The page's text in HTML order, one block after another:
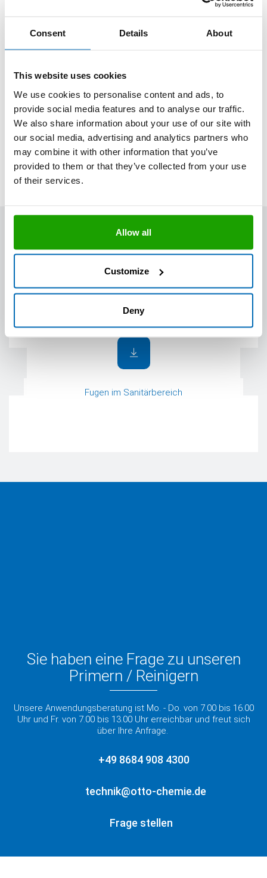
Consent Details About
This website uses cookies
We use cookies to personalise content and ads, to
provide social media features and to analyse our traffic.
We also share information about your use of our site with
our social media, advertising and analytics partners who
may combine it with other information that you’ve
provided to them or that they’ve collected from your use
of their services.
Allow all
Customize
Deny
Menge berechnen
Weitere Informationen
Fugen im Sanitärbereich
Sie haben eine Frage zu unseren
Primern / Reinigern
Unsere Anwendungsberatung ist Mo. - Do. von 7.00 bis 16.00
Uhr und Fr. von 7.00 bis 13.00 Uhr erreichbar und freut sich
über Ihre Anfrage.
+49 8684 908 4300
technik@otto-chemie.de
Frage stellen